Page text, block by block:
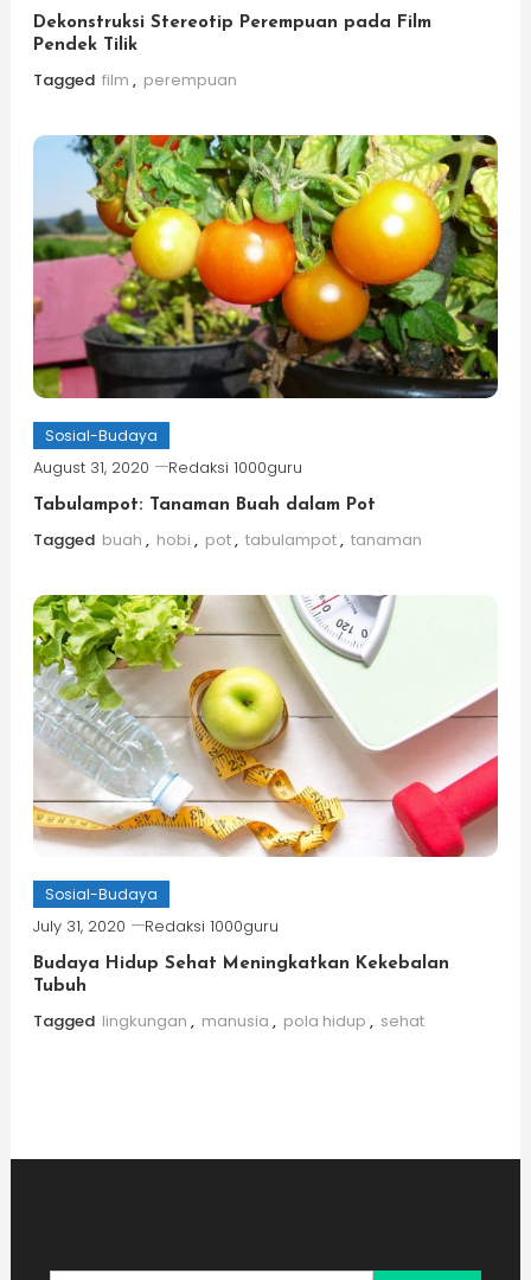
Dekonstruksi Stereotip Perempuan pada Film
Pendek Tilik
Tagged film , perempuan
Sosial-Budaya
August 31, 2020 Redaksi 1000guru
Tabulampot: Tanaman Buah dalam Pot
Tagged buah , hobi , pot, tabulampot, tanaman
Sosial-Budaya
July 31, 2020 Redaksi 1000guru
Budaya Hidup Sehat Meningkatkan Kekebalan
Tubuh
Tagged lingkungan , manusia , pola hidup , sehat